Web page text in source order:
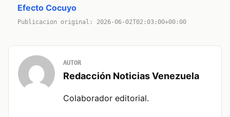
Efecto Cocuyo
Publicacion original: 2026-06-02T02:03:00+00:00
AUTOR
Redacción Noticias Venezuela
Colaborador editorial.